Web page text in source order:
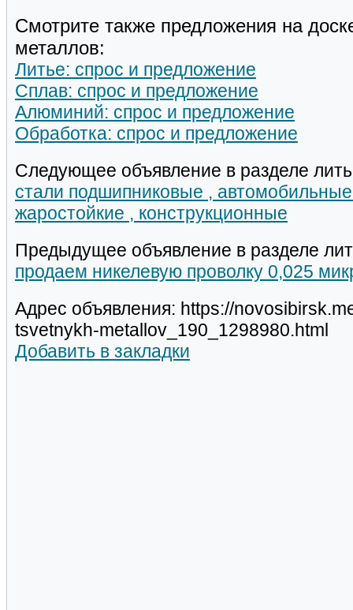
Смотрите также предложения на
металлов:
Литье: спрос и предложение
Сплав: спрос и предложение
Алюминий: спрос и предложение
Обработка: спрос и предложение
Следующее объявление в разделе
стали подшипниковые ,
жаростойкие , конструкционные
Предыдущее объявление в разделе
продаем никелевую проволку 0,025
Адрес объявления: https://
tsvetnykh-metallov_190_1298980.html
Добавить в закладки